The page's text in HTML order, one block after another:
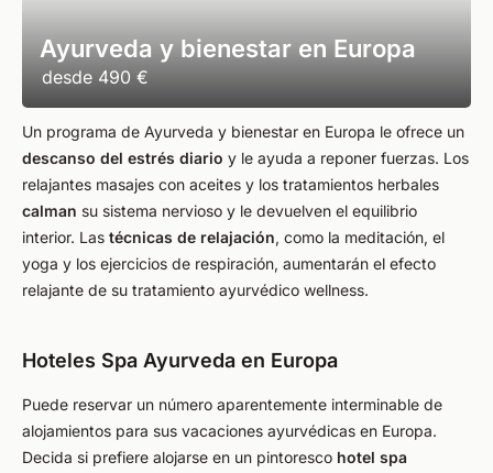
Ayurveda y bienestar en Europa
desde 490 €
Un programa de Ayurveda y bienestar en Europa le ofrece un
descanso del estrés diario y le ayuda a reponer fuerzas. Los
relajantes masajes con aceites y los tratamientos herbales
calman su sistema nervioso y le devuelven el equilibrio
interior. Las técnicas de relajación, como la meditación, el
yoga y los ejercicios de respiración, aumentarán el efecto
relajante de su tratamiento ayurvédico wellness.
Hoteles Spa Ayurveda en Europa
Puede reservar un número aparentemente interminable de
alojamientos para sus vacaciones ayurvédicas en Europa.
Decida si prefiere alojarse en un pintoresco hotel spa